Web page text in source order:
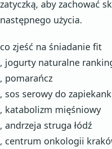
zatyczką, aby zachować
następnego użycia.
co zjeść na śniadanie fit
, jogurty naturalne
, pomarańcz
, sos serowy do
, katabolizm mięśniowy
, andrzeja struga łódź
, centrum onkologii